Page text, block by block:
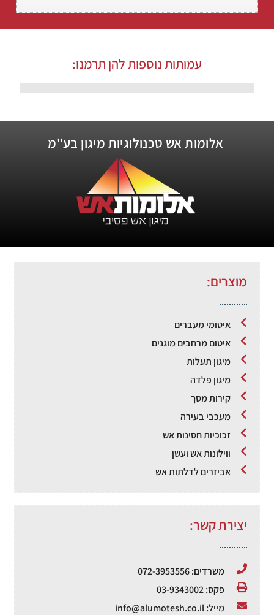
עמותות נוספות להן תרמנו:
אלומות אש טכנולוגיות מיגון בע"מ
מוצרים:
איטומי מעברים
איטום מרחבים מוגנים
מיגון תעלות
מיגון פלדה
קירות מסך
מעכבי בעירה
זכוכיות חסינות אש
ווילונות אש ועשן
אביזרים לדלתות אש
יצירת קשר:
משרדים: 072-3953556
פקס: 03-9343002
מייל: info@alumotesh.co.il